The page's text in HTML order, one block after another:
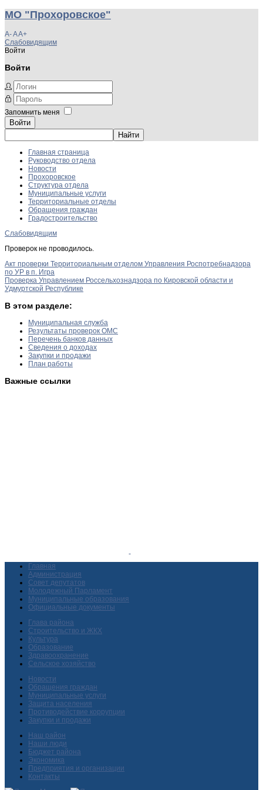
МО "Прохоровское"
A-AA+
Слабовидящим
Войти
Войти
Запомнить меня
Войти
Главная страница
Руководство отдела
Новости
Прохоровское
Структура отдела
Муниципальные услуги
Территориальные отделы
Обращения граждан
Градостроительство
Слабовидящим
Проверок не проводилось.
Акт проверки Территориальным отделом Управления Роспотребнадзора
по УР в п. Игра
Проверка Управлением Россельхознадзора по Кировской области и
Удмуртской Республике
В этом разделе:
Муниципальная служба
Результаты проверок ОМС
Перечень банков данных
Сведения о доходах
Закупки и продажи
План работы
Важные ссылки
Главная
Администрация
Совет депутатов
Молодежный Парламент
Муниципальные образования
Официальные документы
Глава района
Строительство и ЖКХ
Культура
Образование
Здравоохранение
Сельское хозяйство
Новости
Обращения граждан
Муниципальные услуги
Защита населения
Противодействие коррупции
Закупки и продажи
Наш район
Наши люди
Бюджет района
Экономика
Предприятия и организации
Контакты